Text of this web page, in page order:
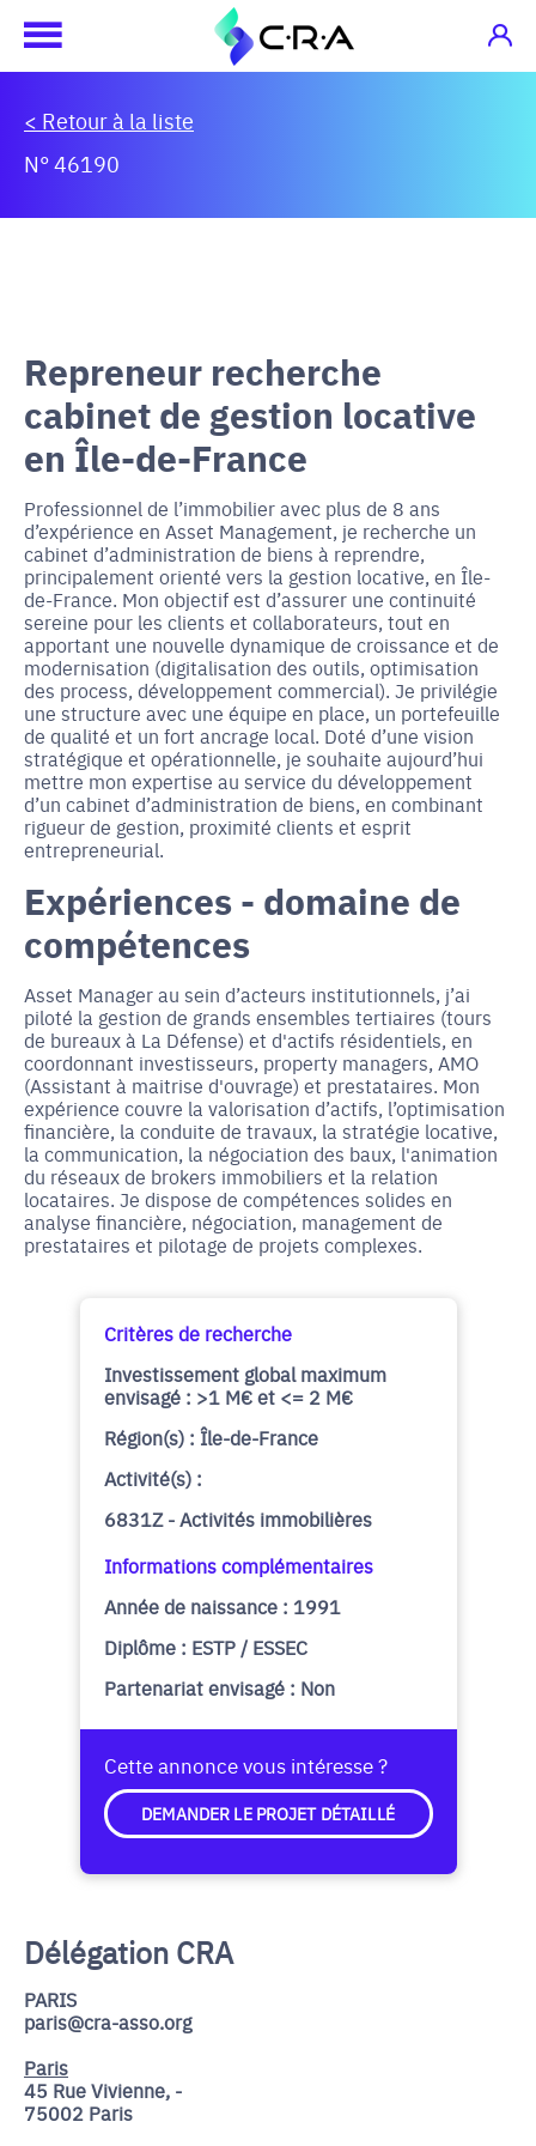
< Retour à la liste
N° 46190
Repreneur recherche
cabinet de gestion locative
en Île-de-France
Professionnel de l’immobilier avec plus de 8 ans
d’expérience en Asset Management, je recherche un
cabinet d’administration de biens à reprendre,
principalement orienté vers la gestion locative, en Île-
de-France. Mon objectif est d’assurer une continuité
sereine pour les clients et collaborateurs, tout en
apportant une nouvelle dynamique de croissance et de
modernisation (digitalisation des outils, optimisation
des process, développement commercial). Je privilégie
une structure avec une équipe en place, un portefeuille
de qualité et un fort ancrage local. Doté d’une vision
stratégique et opérationnelle, je souhaite aujourd’hui
mettre mon expertise au service du développement
d’un cabinet d’administration de biens, en combinant
rigueur de gestion, proximité clients et esprit
entrepreneurial.
Expériences - domaine de
compétences
Asset Manager au sein d’acteurs institutionnels, j’ai
piloté la gestion de grands ensembles tertiaires (tours
de bureaux à La Défense) et d'actifs résidentiels, en
coordonnant investisseurs, property managers, AMO
(Assistant à maitrise d'ouvrage) et prestataires. Mon
expérience couvre la valorisation d’actifs, l’optimisation
financière, la conduite de travaux, la stratégie locative,
la communication, la négociation des baux, l'animation
du réseaux de brokers immobiliers et la relation
locataires. Je dispose de compétences solides en
analyse financière, négociation, management de
prestataires et pilotage de projets complexes.
Critères de recherche
Investissement global maximum
envisagé : >1 M€ et <= 2 M€
Région(s) : Île-de-France
Activité(s) :
6831Z - Activités immobilières
Informations complémentaires
Année de naissance : 1991
Diplôme : ESTP / ESSEC
Partenariat envisagé : Non
Cette annonce vous intéresse ?
DEMANDER LE PROJET DÉTAILLÉ
Délégation CRA
PARIS
paris@cra-asso.org
Paris
45 Rue Vivienne, -
75002 Paris